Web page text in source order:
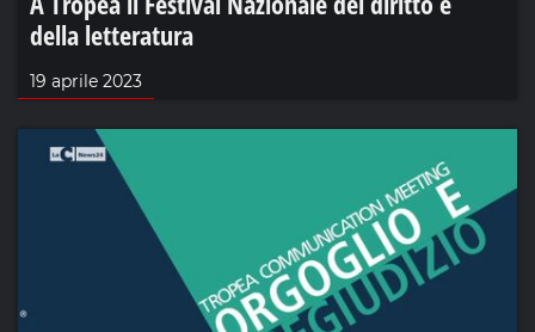
della letteratura
19 aprile 2023